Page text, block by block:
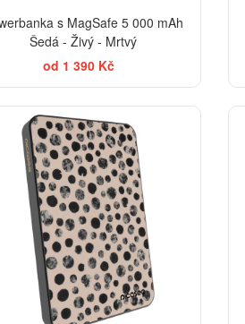
s MagSafe 5 000 mAh
Šedá - Živý - Mrtvý
od 1 390 Kč